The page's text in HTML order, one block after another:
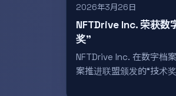
2026年3月26日
NFTDrive Inc. 荣获数
奖”
NFTDrive Inc. 在数字档
案推进联盟颁发的“技术奖